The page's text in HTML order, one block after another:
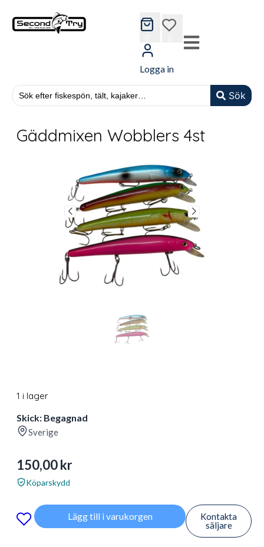
Sök
wishlist
Logga in
Gäddmixen Wobblers 4st
1 i lager
Skick: Begagnad
Sverige
150,00kr
Köparskydd
Lägg till i varukorgen
Kontakta
säljare